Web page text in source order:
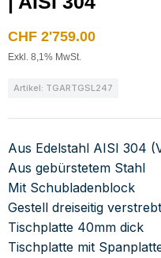
CHF 2'759.00
Exkl. 8,1% MwSt.
Artikel: TGARTGSL247
Aus Edelstahl AISI 304
Aus gebürstetem Stahl
Mit Schubladenblock
Gestell dreiseitig
Tischplatte 40mm dick
Tischplatte mit